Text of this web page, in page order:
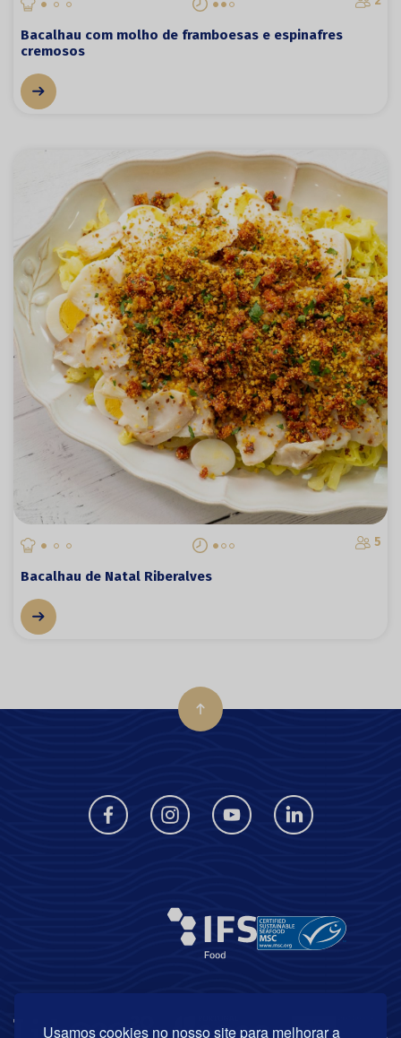
Usamos cookies no nosso site para melhorar a
Bacalhau com molho de framboesas e espinafres
cremosos
5
Bacalhau de Natal Riberalves